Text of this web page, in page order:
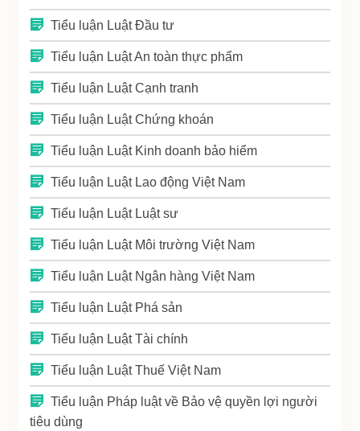
Tiểu luận Luật Đầu tư
Tiểu luận Luật An toàn thực phẩm
Tiểu luận Luật Cạnh tranh
Tiểu luận Luật Chứng khoán
Tiểu luận Luật Kinh doanh bảo hiểm
Tiểu luận Luật Lao động Việt Nam
Tiểu luận Luật Luật sư
Tiểu luận Luật Môi trường Việt Nam
Tiểu luận Luật Ngân hàng Việt Nam
Tiểu luận Luật Phá sản
Tiểu luận Luật Tài chính
Tiểu luận Luật Thuế Việt Nam
Tiểu luận Pháp luật về Bảo vệ quyền lợi người
tiêu dùng